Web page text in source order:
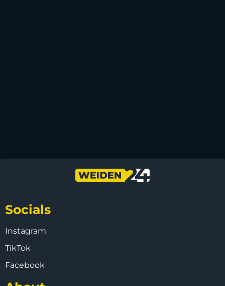
Socials
Instagram
TikTok
Facebook